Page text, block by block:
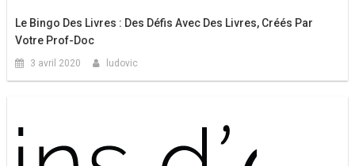
Le Bingo Des Livres : Des Défis Avec Des Livres, Créés Par
Votre Prof-Doc
3 avril 2020 ludovic